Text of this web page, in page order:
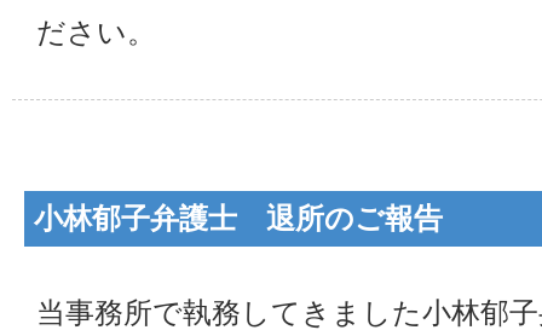
ださい。
小林郁子弁護士 退所のご報告
当事務所で執務してきました小林郁